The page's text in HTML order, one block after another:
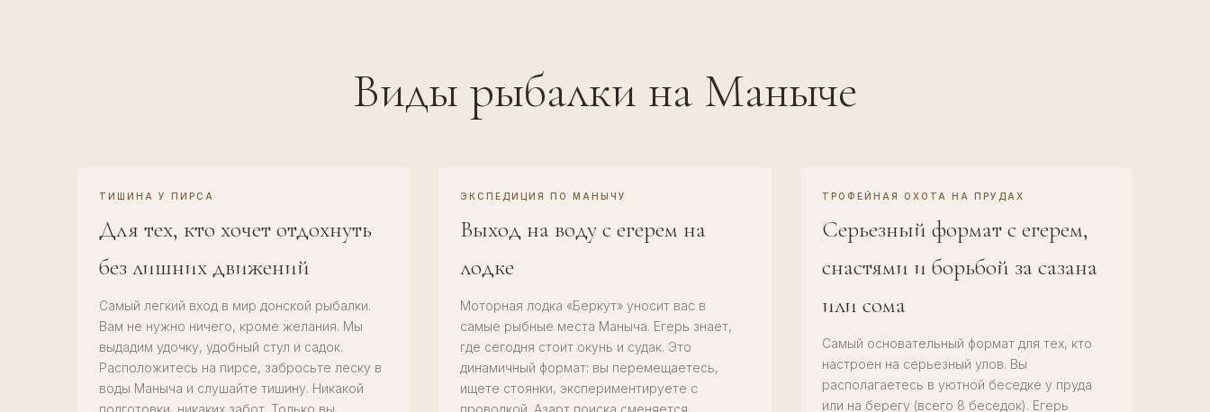
Виды рыбалки на Маныче
ТИШИНА У ПИРСА
Для тех, кто хочет отдохнуть
без лишних движений
Самый легкий вход в мир донской рыбалки.
Вам не нужно ничего, кроме желания. Мы
выдадим удочку, удобный стул и садок.
Расположитесь на пирсе, забросьте леску в
воды Маныча и слушайте тишину. Никакой
подготовки, никаких забот. Только вы,
ЭКСПЕДИЦИЯ ПО МАНЫЧУ
Выход на воду с егерем на
лодке
Моторная лодка «Беркут» уносит вас в
самые рыбные места Маныча. Егерь знает,
где сегодня стоит окунь и судак. Это
динамичный формат: вы перемещаетесь,
ищете стоянки, экспериментируете с
проводкой. Азарт поиска сменяется
ТРОФЕЙНАЯ ОХОТА НА ПРУДАХ
Серьезный формат с егерем,
снастями и борьбой за сазана
или сома
Самый основательный формат для тех, кто
настроен на серьезный улов. Вы
располагаетесь в уютной беседке у пруда
или на берегу (всего 8 беседок). Егерь